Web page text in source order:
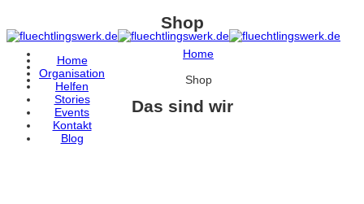
Home
Organisation
Helfen
Stories
Events
Kontakt
Blog
Shop
Home
Shop
Das sind wir